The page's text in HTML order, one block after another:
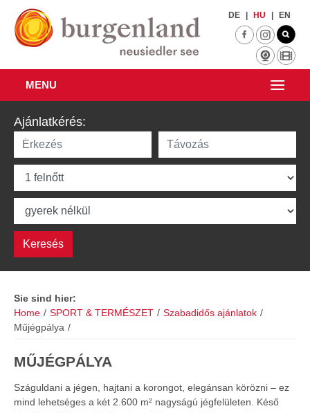
Skip to main content
DE HU EN
MENU
Ajánlatkérés:
Sie sind hier:
Home / SPORT & TERMÉSZET / Szabadidős ajánlatok /
Műjégpálya /
MŰJÉGPÁLYA
Száguldani a jégen, hajtani a korongot, elegánsan körözni – ez
mind lehetséges a két 2.600 m² nagyságú jégfelületen. Késő